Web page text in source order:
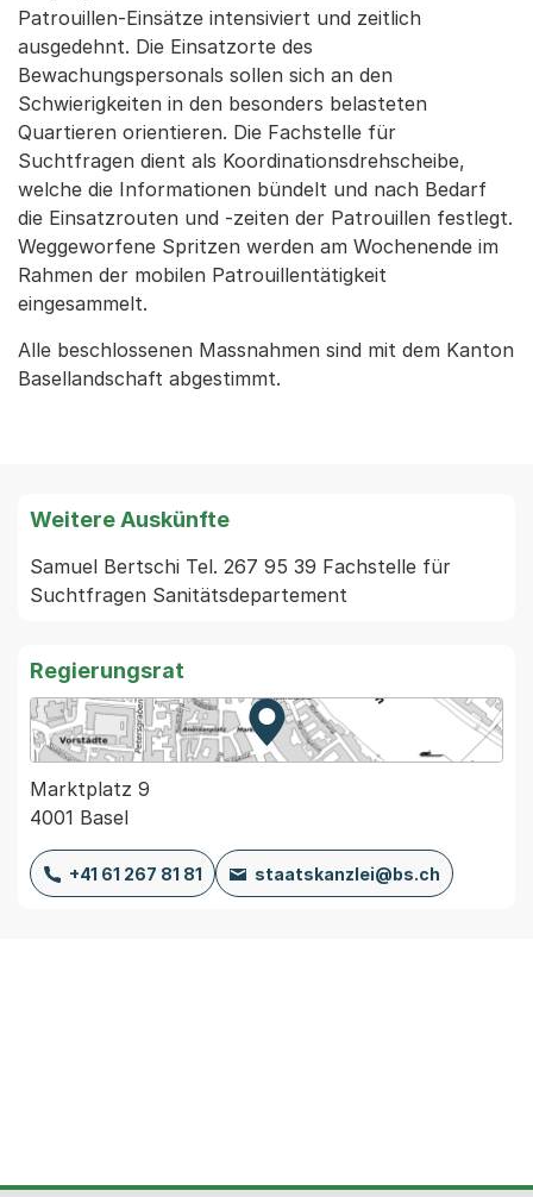
Patrouillen-Einsätze intensiviert und zeitlich
ausgedehnt. Die Einsatzorte des
Bewachungspersonals sollen sich an den
Schwierigkeiten in den besonders belasteten
Quartieren orientieren. Die Fachstelle für
Suchtfragen dient als Koordinationsdrehscheibe,
welche die Informationen bündelt und nach Bedarf
die Einsatzrouten und -zeiten der Patrouillen festlegt.
Weggeworfene Spritzen werden am Wochenende im
Rahmen der mobilen Patrouillentätigkeit
eingesammelt.
Alle beschlossenen Massnahmen sind mit dem Kanton
Basellandschaft abgestimmt.
Weitere Auskünfte
Samuel Bertschi Tel. 267 95 39 Fachstelle für
Regierungsrat
Zur Karte von MapBS.
Externer Link, wird in einem
Marktplatz 9
4001 Basel
+41 61 267 81 81 staatskanzlei@bs.ch